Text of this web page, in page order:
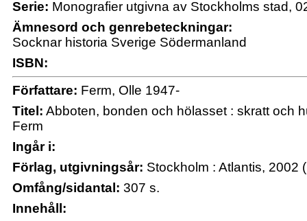
Serie: Monografier utgivna av Stockholms stad,
Ämnesord och genrebeteckningar:
Socknar historia Sverige Södermanland
ISBN:
Författare: Ferm, Olle 1947-
Titel: Abboten, bonden och hölasset : skratt och
Ferm
Ingår i:
Förlag, utgivningsår: Stockholm : Atlantis, 2002
Omfång/sidantal: 307 s.
Innehåll: